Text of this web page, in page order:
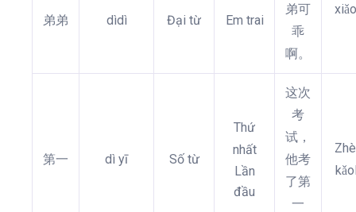
弟弟 dìdì Đại từ Em trai
弟可
乖
啊。
第一 dì yī Số từ
Thứ
nhất
Lần
đầu
这次
考
试，
他考
了第
一